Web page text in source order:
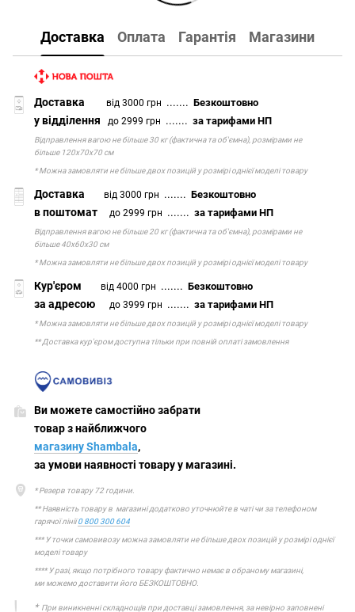
Доставка Оплата Гарантія Магазини
Доставка від 3000 грн .......Безкоштовно
у відділення до 2999 грн .......за тарифами НП
Відправлення вагою не більше 30 кг (фактична та об'ємна), розмірами не
більше 120х70х70 см
* Можна замовляти не більше двох позицій у розмірі однієї моделі товару
Доставка від 3000 грн .......Безкоштовно
в поштомат до 2999 грн .......за тарифами НП
Відправлення вагою не більше 20 кг (фактична та об'ємна), розмірами не
більше 40х60х30 см
* Можна замовляти не більше двох позицій у розмірі однієї моделі товару
Кур'єром від 4000 грн .......Безкоштовно
за адресою до 3999 грн .......за тарифами НП
* Можна замовляти не більше двох позицій у розмірі однієї моделі товару
** Доставка кур'єром доступна тільки при повній оплаті замовлення
Ви можете самостійно забрати
товар з найближчого
магазину Shambala,
за умови наявності товару у магазині.
* Резерв товару 72 години.
** Наявність товару в магазині додатково уточнюйте в чаті чи за телефоном
гарячої лінії0 800 300 604
*** У точки самовивозу можна замовляти не більше двох позицій у розмірі однієї
моделі товару
**** У разі, якщо потрібного товару фактично немає в обраному магазині,
ми можемо доставити його БЕЗКОШТОВНО.
*При виникненні складнощів при доставці замовлення, за невірно заповнені